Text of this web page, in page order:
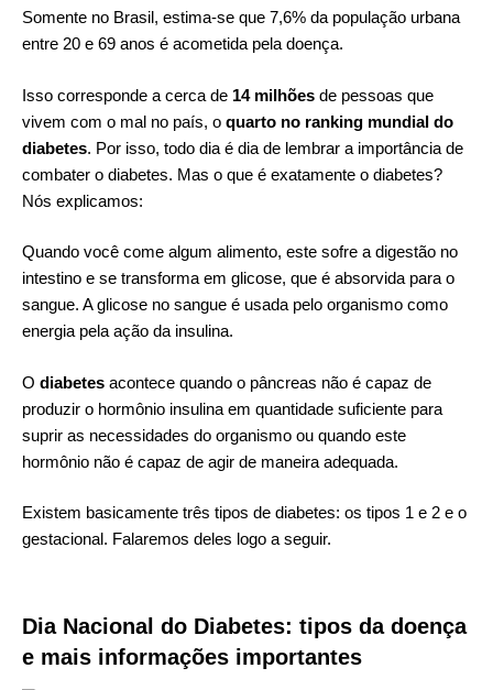
Somente no Brasil, estima-se que 7,6% da população urbana
entre 20 e 69 anos é acometida pela doença.
Isso corresponde a cerca de 14 milhões de pessoas que
vivem com o mal no país, o quarto no ranking mundial do
diabetes. Por isso, todo dia é dia de lembrar a importância de
combater o diabetes. Mas o que é exatamente o diabetes?
Nós explicamos:
Quando você come algum alimento, este sofre a digestão no
intestino e se transforma em glicose, que é absorvida para o
sangue. A glicose no sangue é usada pelo organismo como
energia pela ação da insulina.
O diabetes acontece quando o pâncreas não é capaz de
produzir o hormônio insulina em quantidade suficiente para
suprir as necessidades do organismo ou quando este
hormônio não é capaz de agir de maneira adequada.
Existem basicamente três tipos de diabetes: os tipos 1 e 2 e o
gestacional. Falaremos deles logo a seguir.
Dia Nacional do Diabetes: tipos da doença
e mais informações importantes